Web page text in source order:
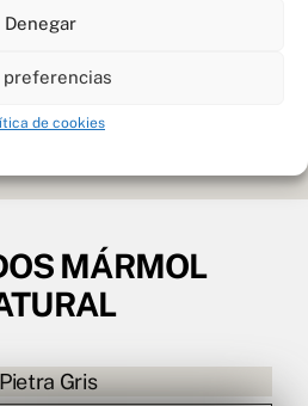
Denegar
preferencias
de cookies
MÁRMOL
Pietra Gris